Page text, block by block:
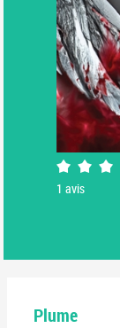
5/5
1 avis
Plume